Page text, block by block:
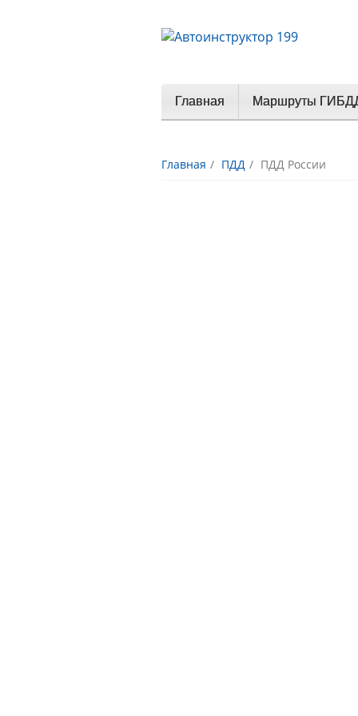
Главная Маршруты
Главная ПДД ПДД России